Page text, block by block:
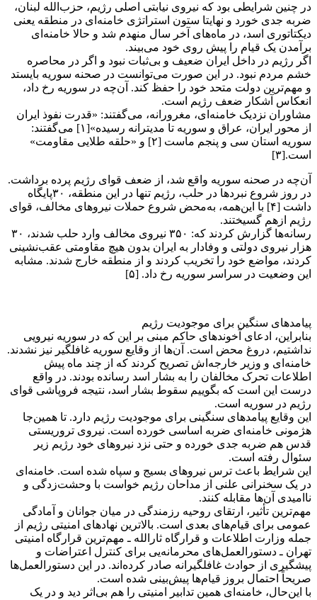
در چنین شرایطی بود که نیروی نیابتی اصلی رژیم، حزب‌الله لبنان،
ضربه جدی خورد و نهایتا ستون استراتژی خامنه‌ای در منطقه یعنی
دیکتاتوری اسد، در ماه‌های آخر سال منهدم شد و حالا خامنه‌ای
برآمدن یک قیام را پیش روی خود می‌بیند.
اگر رژیم در داخل ایران ضعیف و بی‌ثبات نبود و اگر در محاصره
خشم مردم نبود. در این صورت می‌توانست در صحنه سوریه بایستد
و مهم‌ترین دولت متحد خود را حفظ کند. آن‌چه در سوریه رخ داد،
انعکاس آشکار ضعف رژیم است.
مشاوران نزدیک خامنه‌ای، مغرورانه، می‌گفتند: «قدرت نفوذ ایران
از محور ایران، عراق و سوریه تا مدیترانه رسیده»[۱] می‌گفتند:
سوریه استان سی و پنجم ماست [۲] و «حلقه طلایی مقاومت»
است.[۳]
آن‌چه در صحنه سوریه واقع شد، از ضعف قوای رژیم پرده برداشت.
در روز شروع نبردها در حلب، رژیم تنها در این منطقه، ۳۰پایگاه
داشت [۴] با این‌همه، به‌محض شروع حملات نیروهای مخالف، قوای
رژیم ازهم گسیختند.
رسانه‌ها گزارش کردند که: ۳۵۰ نیروی مخالف وارد حلب شدند، ۳۰
هزار نیروی دولتی و وفادار به ایران بدون هیچ مقاومتی عقب‌نشینی
کردند، مواضع خود را تخریب کردند و از منطقه خارج شدند. مشابه
این وضعیت در سراسر سوریه رخ داد. [۵]
پیامدهای سنگین برای موجودیت رژیم
بنابراین، ادعای آخوندهای حاکم مبنی بر این که در سوریه نیرویی
نداشتیم، دروغ محض است. آن‌ها از وقایع سوریه غافلگیر نیز نشدند.
خامنه‌ای و وزیر خارجه‌اش تصریح کردند که از چند ماه پیش
اطلاعات تحرک مخالفان را به بشار اسد رسانده بودند. در واقع
درست این است که بگوییم سقوط بشار اسد، نتیجه فروپاشی قوای
رژیم در سوریه است.
این وقایع پیامدهای سنگینی برای موجودیت رژیم دارد. تا همین‌جا
هژمونی خامنه‌ای ضربه اساسی خورده است. نیروی تروریستی
قدس هم ضربه جدی خورده و حتی نزد نیروهای خود رژیم زیر
سئوال رفته است.
این شرایط باعث ترس نیروهای بسیج و سپاه شده است. خامنه‌ای
در یک سخنرانی علنی از مداحان رژیم خواست با وحشت‌زدگی و
ناامیدی آن‌ها مقابله کنند.
مهم‌ترین تأثیر، ارتقای روحیه‌ رزمندگی در میان جوانان و آمادگی
عمومی برای قیام‌های بعدی است. بالاترین نهادهای امنیتی رژیم از
جمله وزارت اطلاعات و قرارگاه ثارالله ـ مهم‌ترین قرارگاه امنیتی
تهران ـ دستورالعمل‌های محرمانه‌یی برای کنترل اعتراضات و
پیشگیری از حوادث غافلگیرانه صادر کرده‌اند. در این دستورالعمل‌ها
صریحاً احتمال بروز قیام‌ها پیش‌بینی شده است.
با این‌حال، خامنه‌ای همین تدابیر امنیتی را هم بی‌اثر دید و در یک